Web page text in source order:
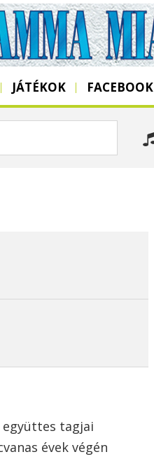
JÁTÉKOK FACEBOOK
együttes tagjai
évek végén